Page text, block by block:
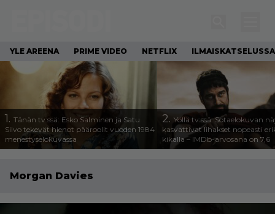
YLE AREENA PRIME VIDEO NETFLIX ILMAISKATSELUSSA
1. Tänän tv:ssä: Esko Salminen ja Satu
Silvo tekevät hienot pääroolit vuoden 1984
menestyselokuvassa
2. Yöllä tv:ssä: Sotaelokuvan
kasvattivat lihakset nopeasti
kikalla – IMDb-arvosana on 7,6
Morgan Davies